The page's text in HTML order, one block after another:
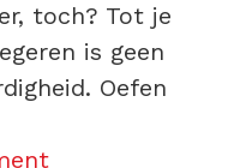
toch? Tot je
is geen
Oefen